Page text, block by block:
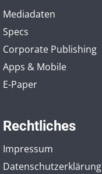
Mediadaten
Specs
Corporate Publishing
Apps & Mobile
E-Paper
Rechtliches
Impressum
Datenschutzerklärung